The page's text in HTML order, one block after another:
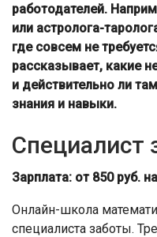
работодателей.
или астролога-
где совсем не
рассказывает, какие
и действительно ли
знания и навыки.
Специалист
Зарплата: от 850 руб.
Онлайн-школа
специалиста заботы.